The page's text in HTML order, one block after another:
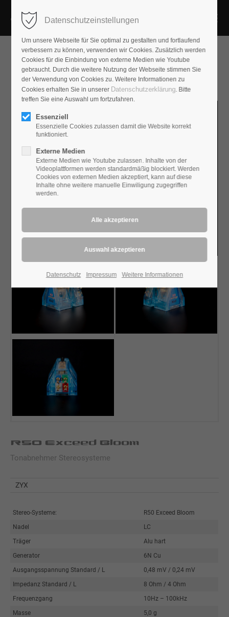
R50 Exceed Bloom
Tonabnehmer Stereosysteme
ZYX
Stereo-Systeme:
R50 Exceed Bloom
Nadel
LC
Träger
Alu hart
Generator
6N Cu
Ausgangsspannung Standard / L
0,48 mV / 0,24 mV
Impedanz Standard / L
8 Ohm / 4 Ohm
Frequenzgang
10Hz – 100kHz
Masse
5,0 g
Datenschutzeinstellungen
Um unsere Webseite für Sie optimal zu gestalten und fortlaufend
verbessern zu können, verwenden wir Cookies. Zusätzlich werden
Cookies für die Einbindung von externe Medien wie Youtube
gebraucht. Durch die weitere Nutzung der Webseite stimmen Sie
der Verwendung von Cookies zu. Weitere Informationen zu
Cookies erhalten Sie in unserer Datenschutzerklärung. Bitte
treffen Sie eine Auswahl um fortzufahren.
Essenziell
Essenzielle Cookies zulassen damit die Website korrekt
funktioniert.
Externe Medien
Externe Medien wie Youtube zulassen. Inhalte von der
Videoplattformen werden standardmäßig blockiert. Werden
Cookies von externen Medien akzeptiert, kann auf diese
Inhalte ohne weitere manuelle Einwiligung zugegriffen
werden.
Datenschutz Impressum Weitere Informationen